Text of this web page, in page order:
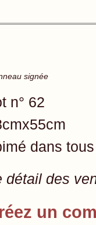
signée
n° 62
dans
détail des
un